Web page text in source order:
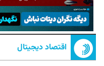
اقتصاد دیجیتال